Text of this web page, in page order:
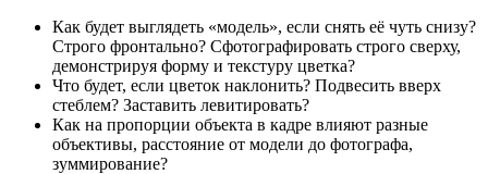
Как будет выглядеть «модель», если снять её чуть снизу?
Строго фронтально? Сфотографировать строго сверху,
демонстрируя форму и текстуру цветка?
Что будет, если цветок наклонить? Подвесить вверх
стеблем? Заставить левитировать?
Как на пропорции объекта в кадре влияют разные
объективы, расстояние от модели до фотографа,
зуммирование?